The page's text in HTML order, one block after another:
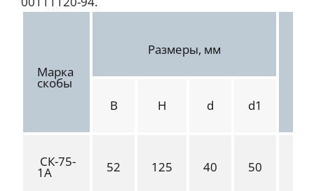
Марка
скобы
Размеры, мм
В
Н d d1
СК-75-
1А 52 125 40 50